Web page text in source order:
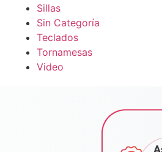
Sillas
Sin Categoría
Teclados
Tornamesas
Video